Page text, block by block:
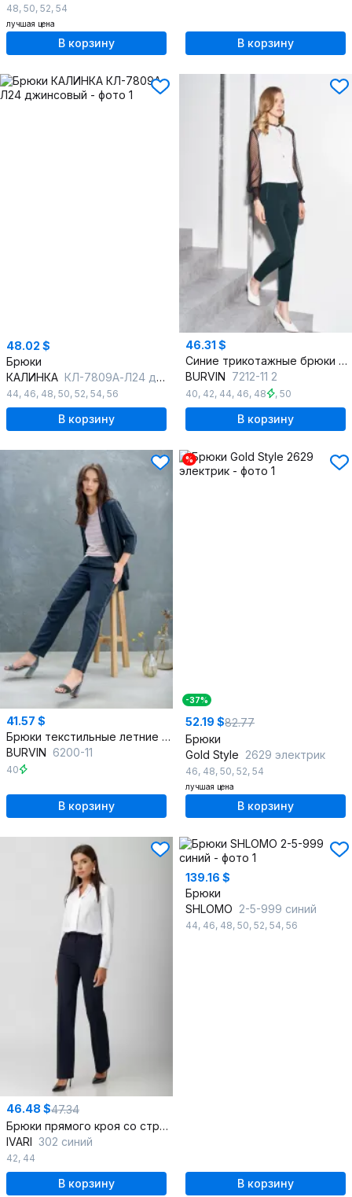
48, 50, 52, 54
лучшая цена
В корзину В корзину
48.02 $
Брюки
КАЛИНКА КЛ-7809А-Л24 джинсовый
44, 46, 48, 50, 52, 54, 56
В корзину
46.31 $
Синие трикотажные брюки в нарядном стиле для демисезона
BURVIN 7212-11 2
40, 42, 44, 46, 48 , 50
В корзину
41.57 $
Брюки текстильные летние на каждый день для комфорта
BURVIN 6200-11
40
В корзину
%
-37%
52.19 $82.77
Брюки
Gold Style 2629 электрик
46, 48, 50, 52, 54
лучшая цена
В корзину
46.48 $47.34
Брюки прямого кроя со стрелками и средней посадкой
IVARI 302 синий
42, 44
В корзину
139.16 $
Брюки
SHLOMO 2-5-999 синий
44, 46, 48, 50, 52, 54, 56
В корзину